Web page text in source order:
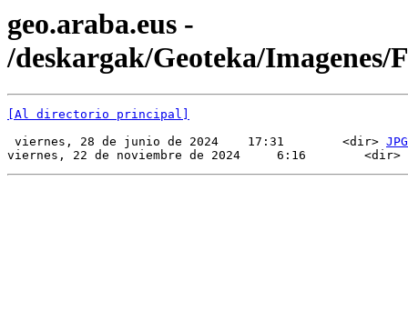
geo.araba.eus -
/deskargak/Geoteka/Imagenes/
[Al directorio principal]
viernes, 28 de junio de 2024    17:31        <dir> JPG
viernes, 22 de noviembre de 2024     6:16        <dir>